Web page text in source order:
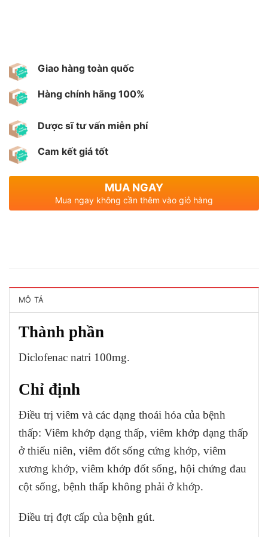
Giao hàng toàn quốc
Hàng chính hãng 100%
Dược sĩ tư vấn miễn phí
Cam kết giá tốt
MUA NGAY
Mua ngay không cần thêm vào giỏ hàng
MÔ TẢ
Thành phần
Diclofenac natri 100mg.
Chỉ định
Điều trị viêm và các dạng thoái hóa của bệnh
thấp: Viêm khớp dạng thấp, viêm khớp dạng thấp
ở thiếu niên, viêm đốt sống cứng khớp, viêm
xương khớp, viêm khớp đốt sống, hội chứng đau
cột sống, bệnh thấp không phải ở khớp.
Điều trị đợt cấp của bệnh gút.